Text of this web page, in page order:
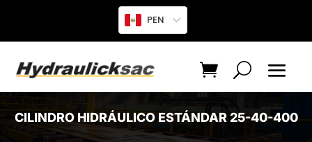
PEN
CILINDRO HIDRÁULICO ESTÁNDAR 25-40-400